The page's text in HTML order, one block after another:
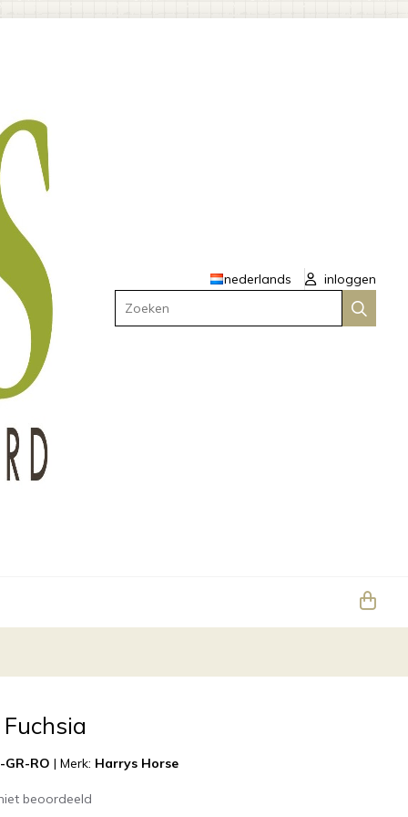
nederlands
inloggen
Zoeken
GR-RO |Merk: Harrys Horse
beoordeeld